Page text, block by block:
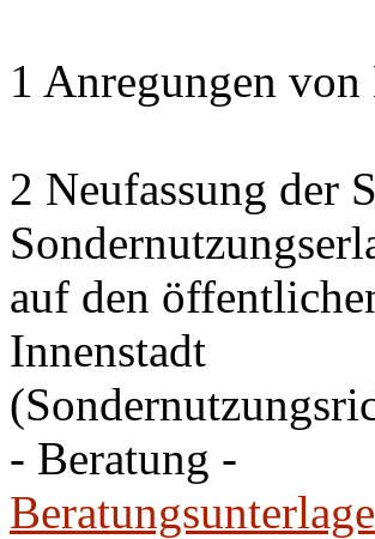
1 Anregungen
2 Neufassung der
auf den
Innenstadt
- Beratung -